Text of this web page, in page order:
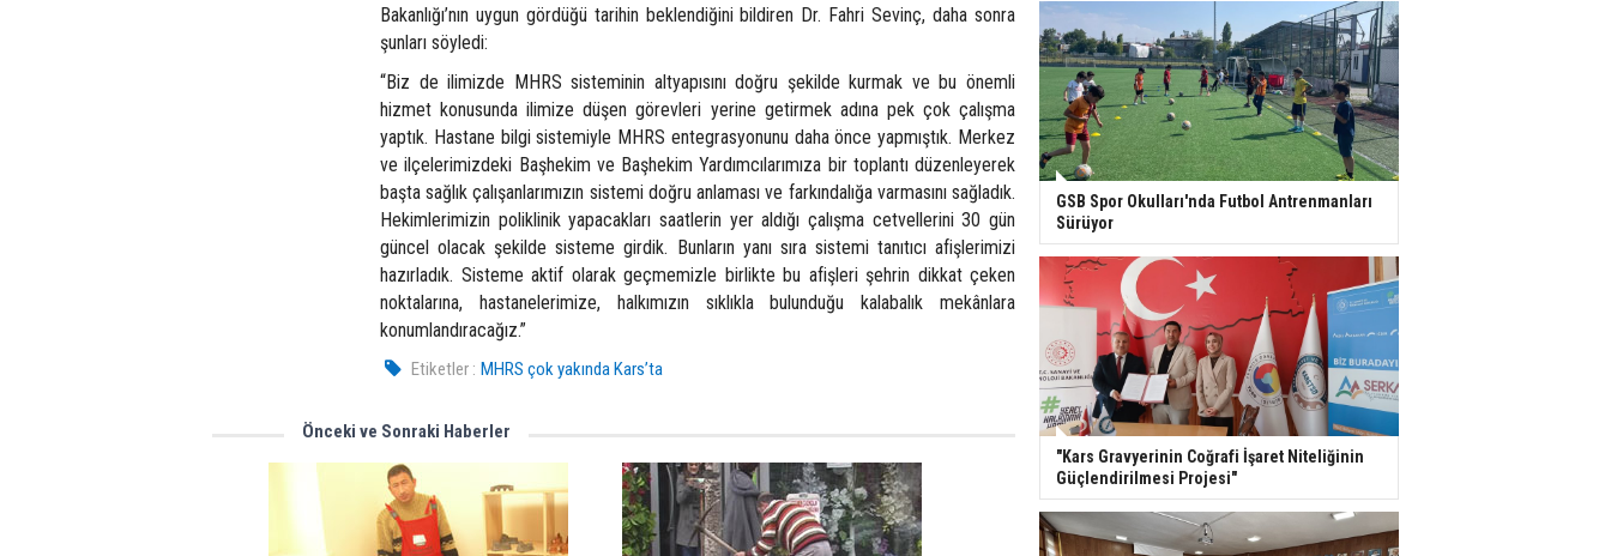
Bakanlığı’nın uygun gördüğü tarihin beklendiğini bildiren Dr. Fahri Sevinç, daha sonra
şunları söyledi:
“Biz de ilimizde MHRS sisteminin altyapısını doğru şekilde kurmak ve bu önemli
hizmet konusunda ilimize düşen görevleri yerine getirmek adına pek çok çalışma
yaptık. Hastane bilgi sistemiyle MHRS entegrasyonunu daha önce yapmıştık. Merkez
ve ilçelerimizdeki Başhekim ve Başhekim Yardımcılarımıza bir toplantı düzenleyerek
başta sağlık çalışanlarımızın sistemi doğru anlaması ve farkındalığa varmasını sağladık.
Hekimlerimizin poliklinik yapacakları saatlerin yer aldığı çalışma cetvellerini 30 gün
güncel olacak şekilde sisteme girdik. Bunların yanı sıra sistemi tanıtıcı afişlerimizi
hazırladık. Sisteme aktif olarak geçmemizle birlikte bu afişleri şehrin dikkat çeken
noktalarına, hastanelerimize, halkımızın sıklıkla bulunduğu kalabalık mekânlara
konumlandıracağız.”
Etiketler : MHRS çok yakında Kars’ta
Önceki ve Sonraki Haberler
GSB Spor Okulları'nda Futbol Antrenmanları
Sürüyor
"Kars Gravyerinin Coğrafi İşaret Niteliğinin
Güçlendirilmesi Projesi"